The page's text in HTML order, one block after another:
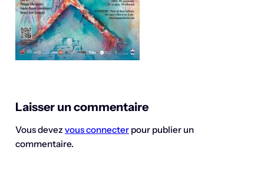
Laisser un commentaire
Vous devez vous connecterpour publier un
commentaire.